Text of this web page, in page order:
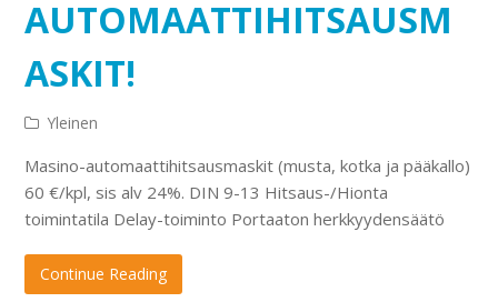
AUTOMAATTIHITSAUSM
ASKIT!
Yleinen
Masino-automaattihitsausmaskit (musta, kotka ja pääkallo)
60 €/kpl, sis alv 24%. DIN 9-13 Hitsaus-/Hionta
toimintatila Delay-toiminto Portaaton herkkyydensäätö
Continue Reading